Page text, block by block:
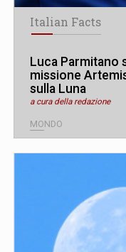
Italian Facts
Luca Parmitano
missione
sulla Luna
a cura della redazione
MONDO